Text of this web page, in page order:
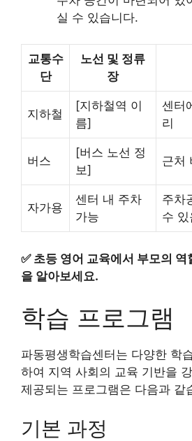
실 수 있습니다.
교통수
단
노선 및 정류
장
지하철
[지하철역 이
름]
센터
리
버스
[버스 노선 정
보]
근처
자가용
센터 내 주차
가능
주차
수 있
✅ 초등 영어 교육에서 부모의 역
을 알아보세요.
학습 프로그램
파동평생학습센터는 다양한 학
하여 지역 사회의 교육 기반을
제공되는 프로그램은 다음과 같
기본 과정